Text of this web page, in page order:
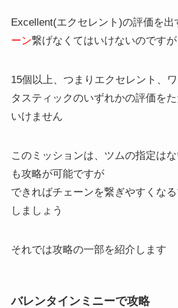
Excellent(エクセレント)の評価を出
ーン繋げなくてはいけないのですが
15個以上、つまりエクセレント、
タスティックのいずれかの評価を
いけません
このミッションは、ツムの指定は
も攻略が可能ですが
できればチェーンを繋ぎやすくな
しましょう
それでは攻略の一部を紹介します
バレンタインミニーで攻略